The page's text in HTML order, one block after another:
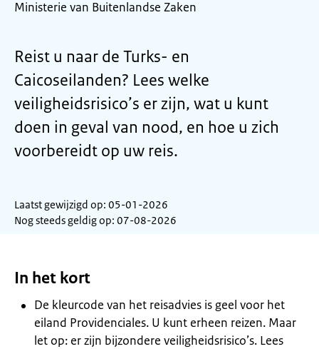
Ministerie van Buitenlandse Zaken
Reist u naar de Turks- en
Caicoseilanden? Lees welke
veiligheidsrisico’s er zijn, wat u kunt
doen in geval van nood, en hoe u zich
voorbereidt op uw reis.
Laatst gewijzigd op: 05-01-2026
Nog steeds geldig op: 07-08-2026
In het kort
De kleurcode van het reisadvies is geel voor het
eiland Providenciales. U kunt erheen reizen. Maar
let op: er zijn bijzondere veiligheidsrisico’s. Lees